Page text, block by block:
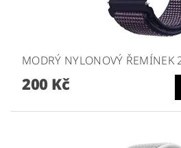
MODRÝ NYLONOVÝ ŘEMÍNEK
200 Kč